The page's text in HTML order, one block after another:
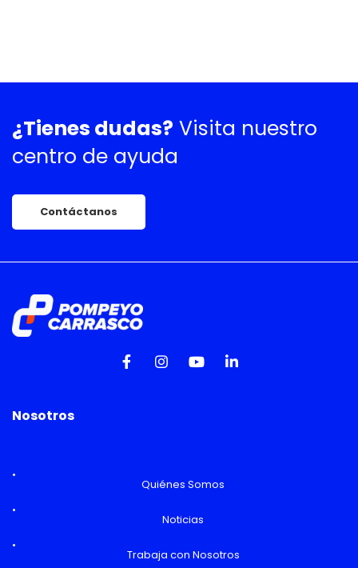
¿Tienes dudas? Visita nuestro
centro de ayuda
Contáctanos
Nosotros
Quiénes Somos
Noticias
Trabaja con Nosotros